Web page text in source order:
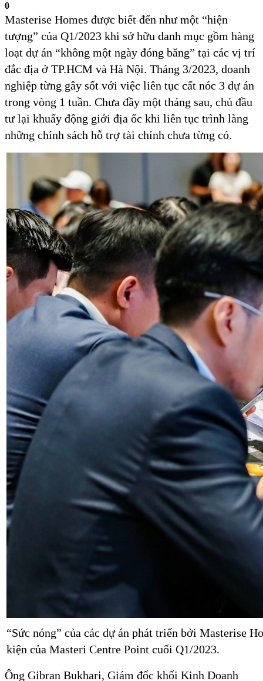
0
Masterise Homes được biết đến như một “hiện
tượng” của Q1/2023 khi sở hữu danh mục gồm hàng
loạt dự án “không một ngày đóng băng” tại các vị trí
đắc địa ở TP.HCM và Hà Nội. Tháng 3/2023, doanh
nghiệp từng gây sốt với việc liên tục cất nóc 3 dự án
trong vòng 1 tuần. Chưa đầy một tháng sau, chủ đầu
tư lại khuấy động giới địa ốc khi liên tục trình làng
những chính sách hỗ trợ tài chính chưa từng có.
“Sức nóng” của các dự án phát triển bởi Masterise
kiện của Masteri Centre Point cuối Q1/2023.
Ông Gibran Bukhari, Giám đốc khối Kinh Doanh